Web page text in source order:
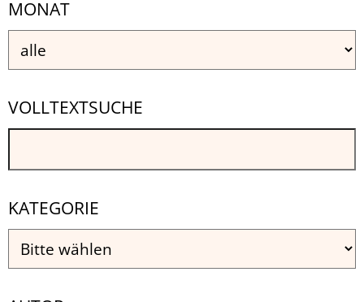
MONAT
VOLLTEXTSUCHE
KATEGORIE